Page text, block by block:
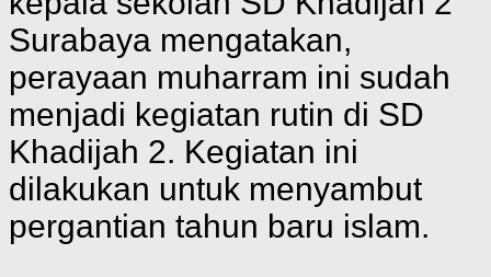
Surabaya mengatakan,
perayaan muharram ini sudah
menjadi kegiatan rutin di SD
Khadijah 2. Kegiatan ini
dilakukan untuk menyambut
pergantian tahun baru islam.